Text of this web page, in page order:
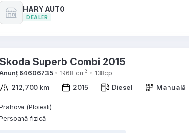
HARY AUTO
DEALER
Skoda Superb Combi 2015
Anunț 64606735 1968 cm3 138cp
212,700 km 2015 Diesel Manuală
Prahova (Ploiesti)
Persoană fizică